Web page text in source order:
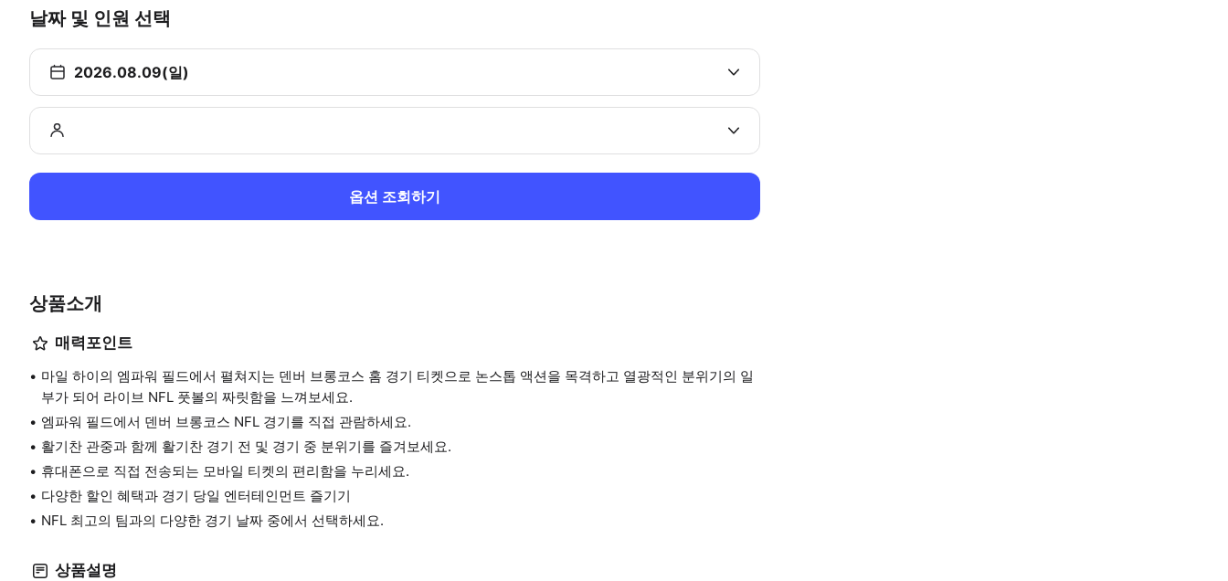
날짜 및 인원 선택
2026.08.09(일)
옵션 조회하기
상품소개
매력포인트
마일 하이의 엠파워 필드에서 펼쳐지는 덴버 브롱코스 홈 경기 티켓으로 논스톱 액션을 목격하고 열광적인 분위기의 일
부가 되어 라이브 NFL 풋볼의 짜릿함을 느껴보세요.
엠파워 필드에서 덴버 브롱코스 NFL 경기를 직접 관람하세요.
활기찬 관중과 함께 활기찬 경기 전 및 경기 중 분위기를 즐겨보세요.
휴대폰으로 직접 전송되는 모바일 티켓의 편리함을 누리세요.
다양한 할인 혜택과 경기 당일 엔터테인먼트 즐기기
NFL 최고의 팀과의 다양한 경기 날짜 중에서 선택하세요.
상품설명